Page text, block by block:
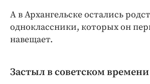
А в Архангельске остались
одноклассники, которых он
навещает.
Застыл в советском времени